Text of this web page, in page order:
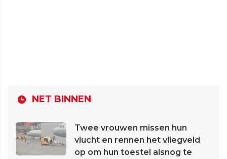
NET BINNEN
Twee vrouwen missen hun
vlucht en rennen het vliegveld
op om hun toestel alsnog te